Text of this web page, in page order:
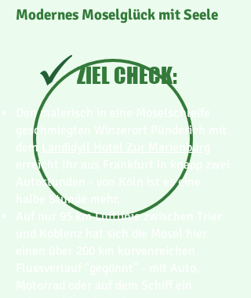
Modernes Moselglück mit Seele
ZIEL CHECK:
Den malerisch in eine Moselschleife
geschmiegten Winzerort Pünderich mit
dem
Landidyll Hotel Zur Marienburg
erreicht Ihr aus Frankfurt in knapp zwei
Autostunden - von Köln ist es eine
halbe Stunde mehr.
Auf nur 95 km Luftlinie zwischen Trier